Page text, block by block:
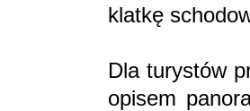
klatkę
Dla turystów
opisem